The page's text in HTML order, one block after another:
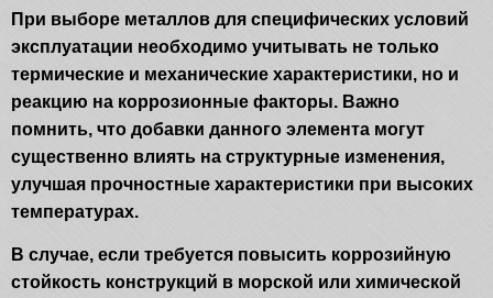
При выборе металлов для специфических условий
эксплуатации необходимо учитывать не только
термические и механические характеристики, но и
реакцию на коррозионные факторы. Важно
помнить, что добавки данного элемента могут
существенно влиять на структурные изменения,
улучшая прочностные характеристики при высоких
температурах.
В случае, если требуется повысить коррозийную
стойкость конструкций в морской или химической